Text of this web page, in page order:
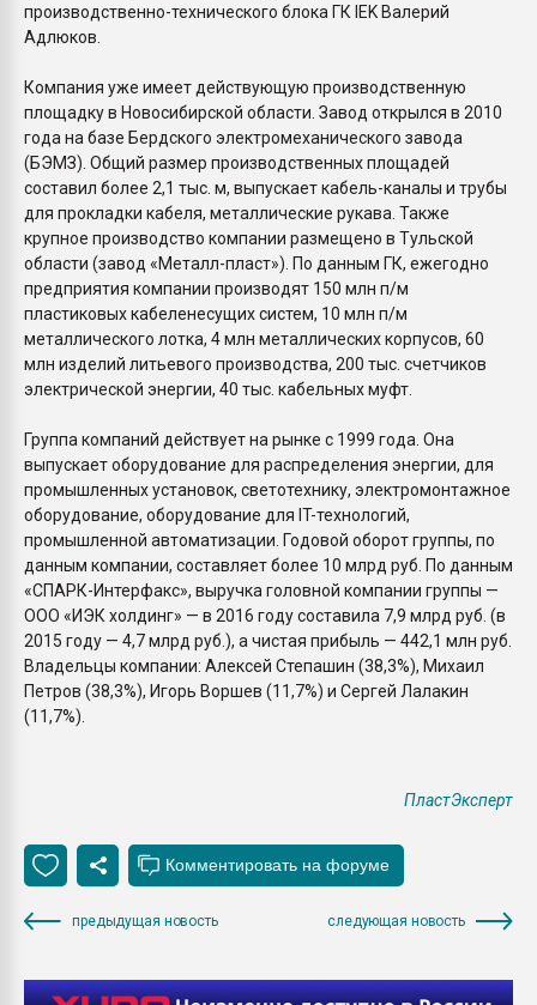
производственно-технического блока ГК IEK Валерий
Адлюков.
Компания уже имеет действующую производственную
площадку в Новосибирской области. Завод открылся в 2010
года на базе Бердского электромеханического завода
(БЭМЗ). Общий размер производственных площадей
составил более 2,1 тыс. м, выпускает кабель-каналы и трубы
для прокладки кабеля, металлические рукава. Также
крупное производство компании размещено в Тульской
области (завод «Металл-пласт»). По данным ГК, ежегодно
предприятия компании производят 150 млн п/м
пластиковых кабеленесущих систем, 10 млн п/м
металлического лотка, 4 млн металлических корпусов, 60
млн изделий литьевого производства, 200 тыс. счетчиков
электрической энергии, 40 тыс. кабельных муфт.
Группа компаний действует на рынке с 1999 года. Она
выпускает оборудование для распределения энергии, для
промышленных установок, светотехнику, электромонтажное
оборудование, оборудование для IT-технологий,
промышленной автоматизации. Годовой оборот группы, по
данным компании, составляет более 10 млрд руб. По данным
«СПАРК-Интерфакс», выручка головной компании группы —
ООО «ИЭК холдинг» — в 2016 году составила 7,9 млрд руб. (в
2015 году — 4,7 млрд руб.), а чистая прибыль — 442,1 млн руб.
Владельцы компании: Алексей Степашин (38,3%), Михаил
Петров (38,3%), Игорь Воршев (11,7%) и Сергей Лалакин
(11,7%).
ПластЭксперт
предыдущая новость следующая новость